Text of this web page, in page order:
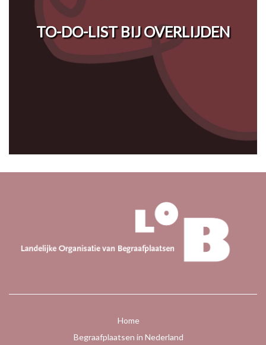
TO-DO-LIST BIJ OVERLIJDEN
Home
Begraafplaatsen in Nederland